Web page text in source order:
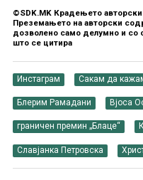
©SDK.MK Крадењето
Преземањето на авторски
дозволено само делумно и со
што се цитира
Инстаграм Сакам да
Блерим Рамадани Вјоса
граничен премин „Блаце“
Славјанка Петровска